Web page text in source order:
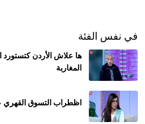
في نفس الفئة
ها علاش الأردن كتستورد
المغاربة
اظطراب التسوق القهري